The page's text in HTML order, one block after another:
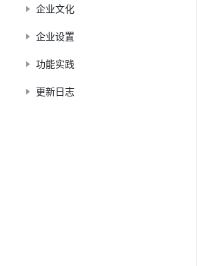
企业文化
企业设置
功能实践
更新日志